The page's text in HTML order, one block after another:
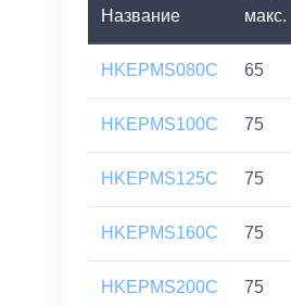
Название
макс.
HKEPMS080C 65
HKEPMS100C 75
HKEPMS125C 75
HKEPMS160C 75
HKEPMS200C 75